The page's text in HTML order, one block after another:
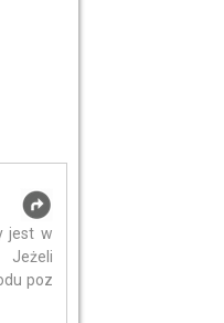
jest w
poz